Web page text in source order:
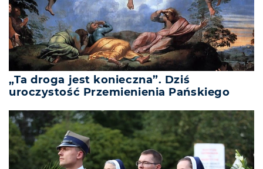
„Ta droga jest konieczna”. Dziś
uroczystość Przemienienia Pańskiego